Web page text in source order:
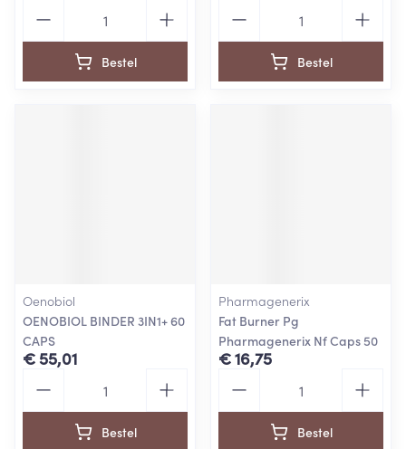
Bestel Bestel
Oenobiol
OENOBIOL BINDER 3IN1+ 60
CAPS
€ 55,01
Bestel
Pharmagenerix
Fat Burner Pg
Pharmagenerix Nf Caps 50
€ 16,75
Bestel